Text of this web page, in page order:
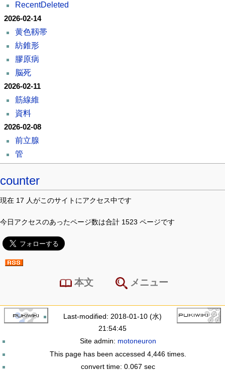
RecentDeleted
2026-02-14
黄色靱帯
紡錐形
膠原病
脳死
2026-02-11
筋線維
資料
2026-02-08
前立腺
管
counter
現在 17 人がこのサイトにアクセス中です
今日アクセスのあったページ数は合計 1523 ページです
本文 メニュー
Last-modified: 2018-01-10 (水)
21:54:45
Site admin: motoneuron
This page has been accessed 4,446 times.
convert time: 0.067 sec